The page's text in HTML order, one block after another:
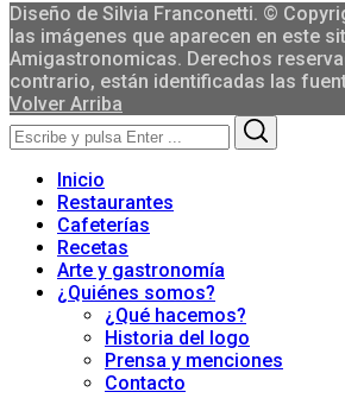
Diseño de Silvia Franconetti. ©
las imágenes que aparecen en este
Amigastronomicas. Derechos
contrario, están identificadas las
Volver Arriba
Search
for:
Inicio
Restaurantes
Cafeterías
Recetas
Arte y gastronomía
¿Quiénes somos?
¿Qué hacemos?
Historia del logo
Prensa y menciones
Contacto